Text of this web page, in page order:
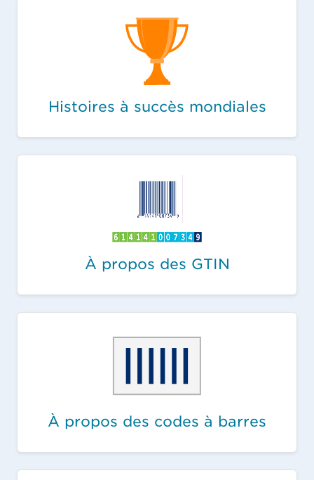
Histoires à succès mondiales
À propos des GTIN
À propos des codes à barres